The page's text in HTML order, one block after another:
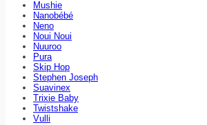
Mushie
Nanobébé
Neno
Noui Noui
Nuuroo
Pura
Skip Hop
Stephen Joseph
Suavinex
Trixie Baby
Twistshake
Vulli